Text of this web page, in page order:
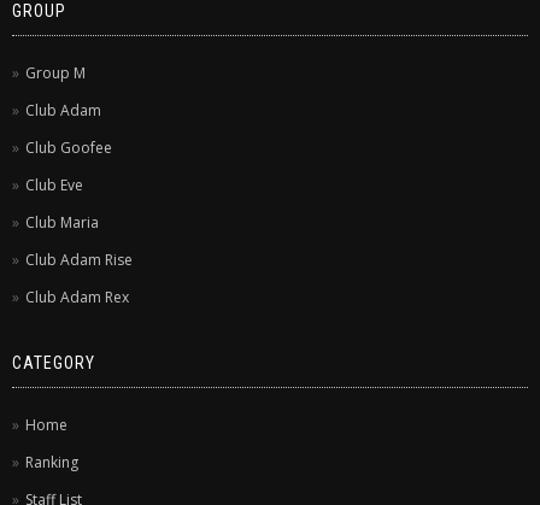
GROUP
Group M
Club Adam
Club Goofee
Club Eve
Club Maria
Club Adam Rise
Club Adam Rex
CATEGORY
Home
Ranking
Staff List